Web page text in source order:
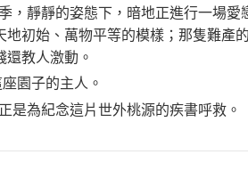
，靜靜的姿態下，暗地正進行一場愛
初始、萬物平等的模樣；那隻難產
教人激動。
園子的主人。
是為紀念這片世外桃源的疾書呼救。